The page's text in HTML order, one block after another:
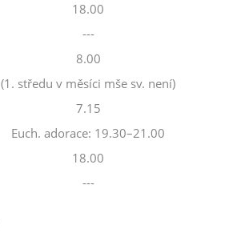
18.00
---
8.00
(1. středu v měsíci mše sv. není)
7.15
Euch. adorace: 19.30–21.00
18.00
---